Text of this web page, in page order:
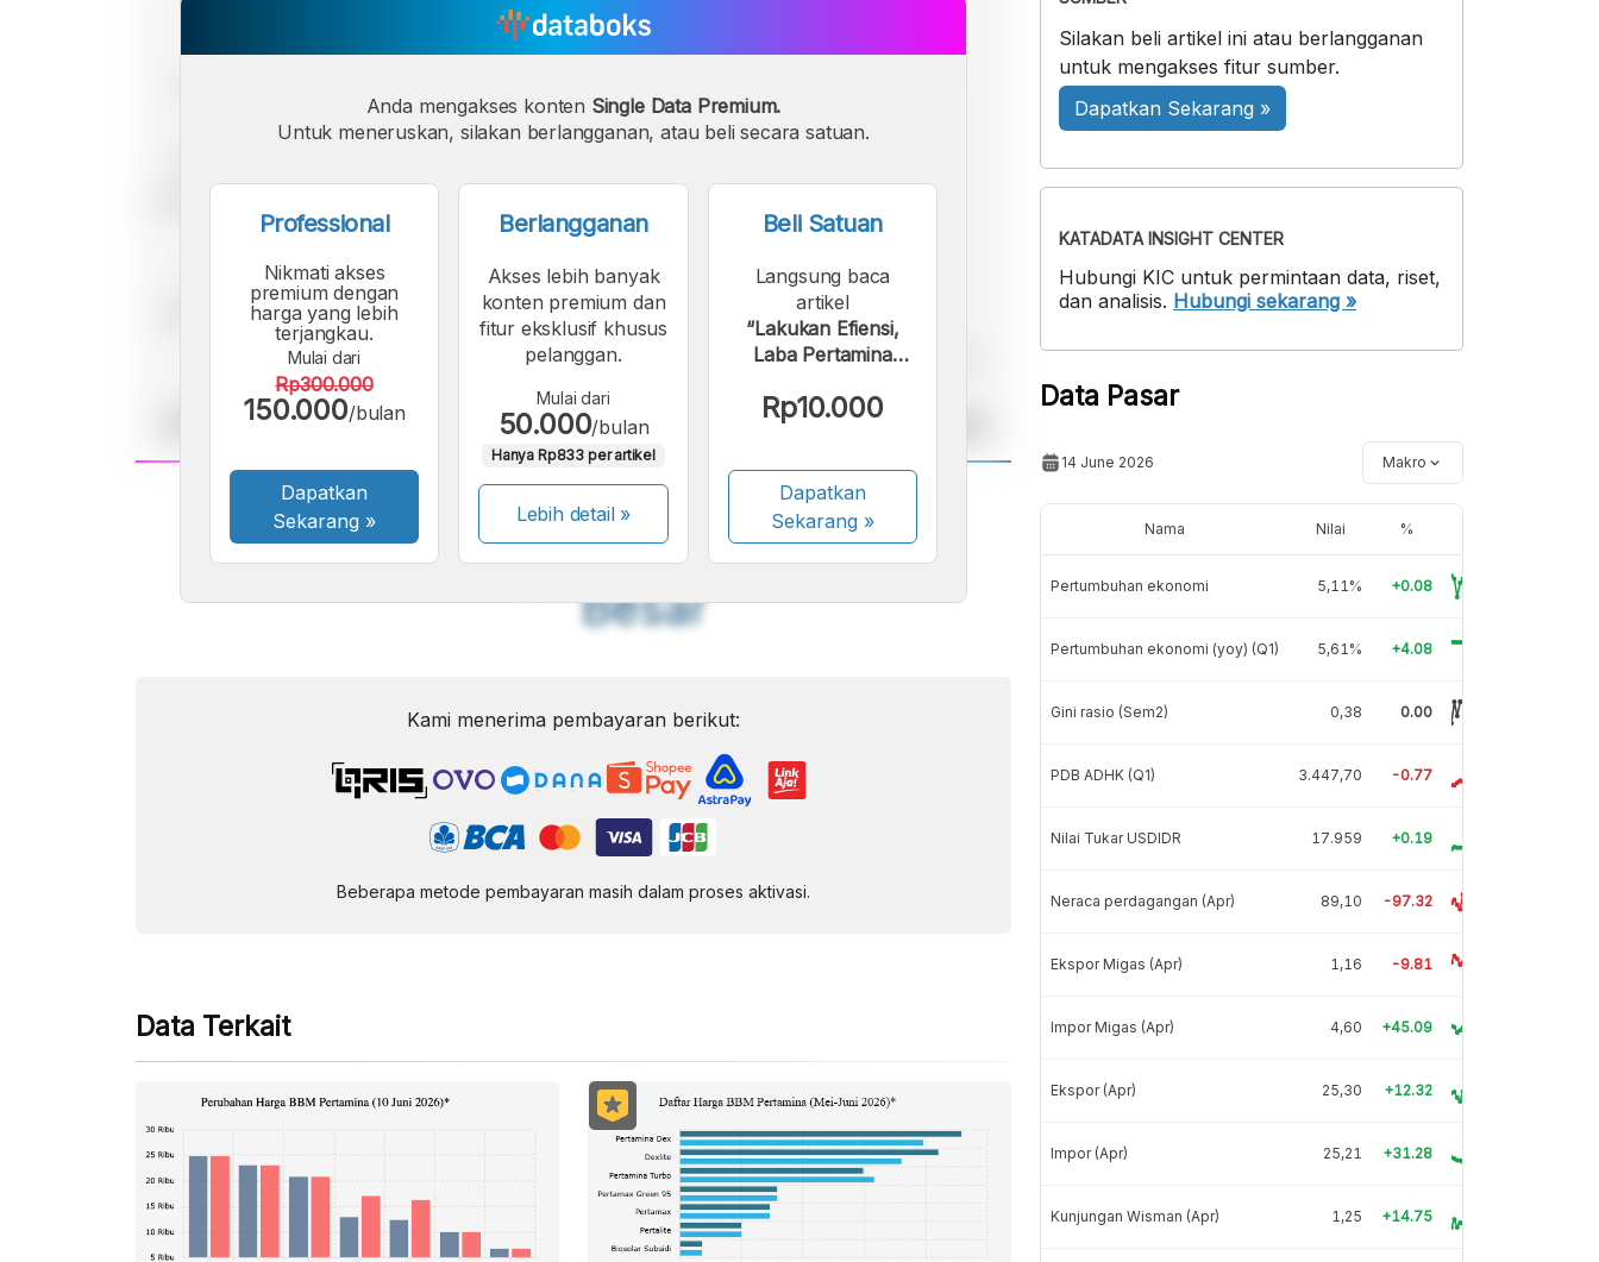
FontFontFont
Besar
Anda mengakses konten Single Data Premium.
Untuk meneruskan, silakan berlangganan, atau beli secara satuan.
Professional
Nikmati akses
premium dengan
harga yang lebih
terjangkau.
Mulai dari
Rp300.000
150.000/bulan
Dapatkan
Sekarang »
Berlangganan
Akses lebih banyak
konten premium dan
fitur eksklusif khusus
pelanggan.
Mulai dari
50.000/bulan
Hanya Rp833 per artikel
Lebih detail »
Beli Satuan
Langsung baca
artikel
“Lakukan Efiensi,
Laba Pertamina
Persen”.
Rp10.000
Dapatkan
Sekarang»
Kami menerima pembayaran berikut:
Beberapa metode pembayaran masih dalam proses aktivasi.
Data Terkait
Silakan beli artikel ini atau berlangganan
untuk mengakses fitur sumber.
Dapatkan Sekarang »
KATADATA INSIGHT CENTER
Hubungi KIC untuk permintaan data, riset,
dan analisis. Hubungi sekarang »
Data Pasar
14 June 2026 Makro
Nama Nilai %
Pertumbuhan ekonomi 5,11% +0.08
Pertumbuhan ekonomi (yoy) (Q1) 5,61% +4.08
Gini rasio (Sem2) 0,38 0.00
PDB ADHK (Q1) 3.447,70 -0.77
Nilai Tukar USDIDR 17.959 +0.19
Neraca perdagangan (Apr) 89,10 -97.32
Ekspor Migas (Apr) 1,16 -9.81
Impor Migas (Apr) 4,60 +45.09
Ekspor (Apr) 25,30 +12.32
Impor (Apr) 25,21 +31.28
Kunjungan Wisman (Apr) 1,25 +14.75